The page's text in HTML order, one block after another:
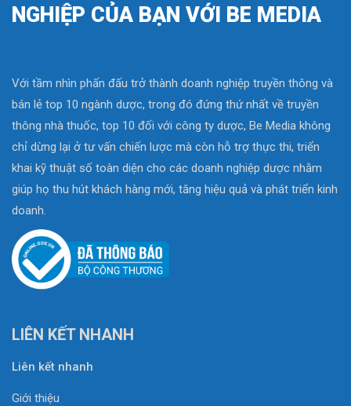
NGHIỆP CỦA BẠN VỚI BE MEDIA
Với tầm nhìn phấn đấu trở thành doanh nghiệp truyền thông và
bán lẻ top 10 ngành dược, trong đó đứng thứ nhất về truyền
thông nhà thuốc, top 10 đối với công ty dược, Be Media không
chỉ dừng lại ở tư vấn chiến lược mà còn hỗ trợ thực thi, triển
khai kỹ thuật số toàn diện cho các doanh nghiệp dược nhằm
giúp họ thu hút khách hàng mới, tăng hiệu quả và phát triển kinh
doanh.
LIÊN KẾT NHANH
Liên kết nhanh
Giới thiệu